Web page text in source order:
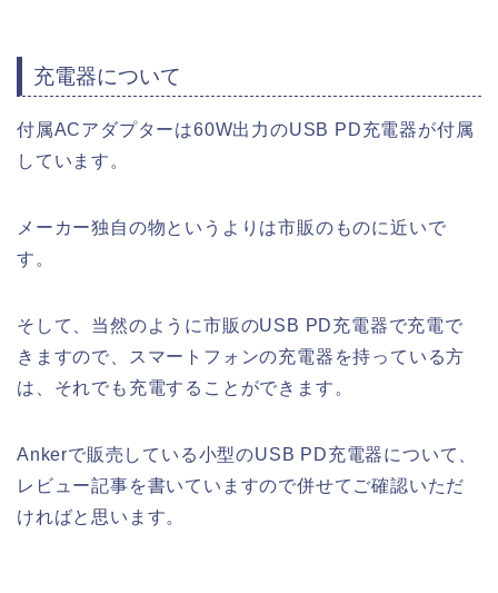
充電器について
付属ACアダプターは60W出力のUSB PD充電器が付属
しています。
メーカー独自の物というよりは市販のものに近いで
す。
そして、当然のように市販のUSB PD充電器で充電で
きますので、スマートフォンの充電器を持っている方
は、それでも充電することができます。
Ankerで販売している小型のUSB PD充電器について、
レビュー記事を書いていますので併せてご確認いただ
ければと思います。